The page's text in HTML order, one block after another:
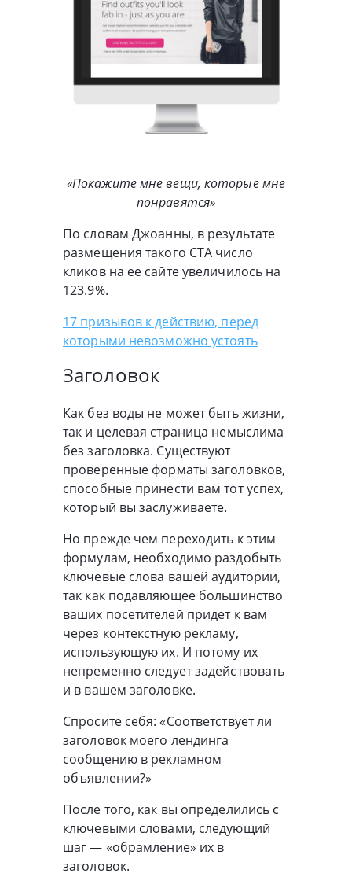
«Покажите мне вещи, которые мне
понравятся»
По словам Джоанны, в результате
размещения такого CTA число
кликов на ее сайте увеличилось на
123.9%.
17 призывов к действию, перед
которыми невозможно устоять
Заголовок
Как без воды не может быть жизни,
так и целевая страница немыслима
без заголовка. Существуют
проверенные форматы заголовков,
способные принести вам тот успех,
который вы заслуживаете.
Но прежде чем переходить к этим
формулам, необходимо раздобыть
ключевые слова вашей аудитории,
так как подавляющее большинство
ваших посетителей придет к вам
через контекстную рекламу,
использующую их. И потому их
непременно следует задействовать
и в вашем заголовке.
Спросите себя: «Соответствует ли
заголовок моего лендинга
сообщению в рекламном
объявлении?»
После того, как вы определились с
ключевыми словами, следующий
шаг — «обрамление» их в
заголовок.